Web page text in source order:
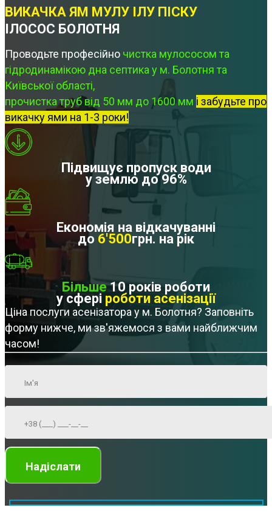
ВИКАЧКА ЯМ МУЛУ ІЛУ ПІСКУ
ІЛОСОС БОЛОТНЯ
Проводьте професійно чистка мулососом та
гідродинамікою дна септика у м. Болотня та
Київської області,
прочистка труб від 50 мм до 1600 мм і забудьте про
викачку ями на 1-3 роки!
Підвищує пропуск води
у землю до 96%
Економія на відкачуванні
до 6'500грн. на рік
Більше10 років роботи
у сфері роботи асенізації
Ціна послуги асенізатора у м. Болотня? Заповніть
форму нижче, ми зв'яжемося з вами найближчим
часом!